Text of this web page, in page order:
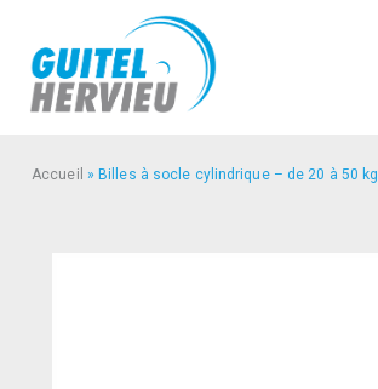
Accueil » Billes à socle cylindrique – de 20 à 50 kg